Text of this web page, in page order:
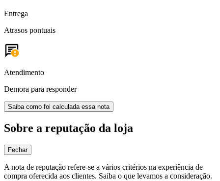
Entrega
Atrasos pontuais
Atendimento
Demora para responder
Saiba como foi calculada essa nota
Sobre a reputação da loja
Fechar
A nota de reputação refere-se a vários critérios na experiência de
compra oferecida aos clientes. Saiba o que levamos a consideração.